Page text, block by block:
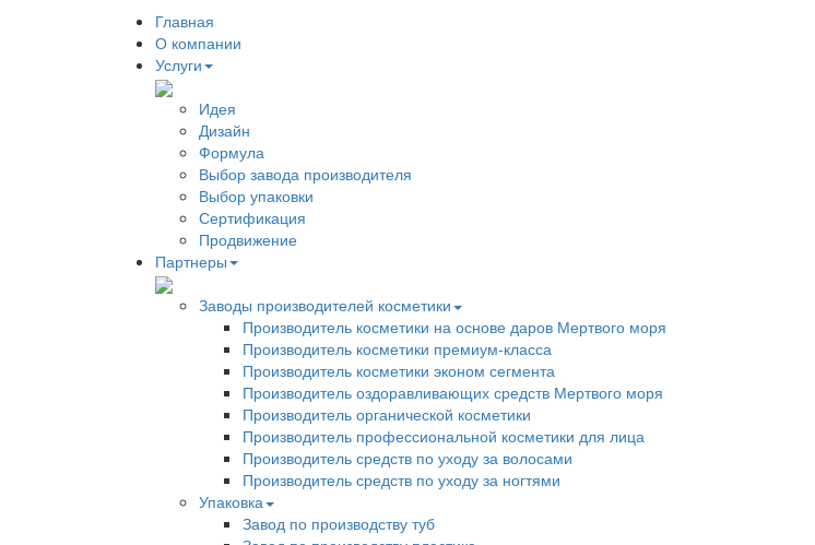
Главная
О компании
Услуги
Идея
Дизайн
Формула
Выбор завода производителя
Выбор упаковки
Сертификация
Продвижение
Партнеры
Заводы производителей косметики
Производитель косметики на основе даров Мертвого моря
Производитель косметики премиум-класса
Производитель косметики эконом сегмента
Производитель оздоравливающих средств Мертвого моря
Производитель органической косметики
Производитель профессиональной косметики для лица
Производитель средств по уходу за волосами
Производитель средств по уходу за ногтями
Упаковка
Завод по производству туб